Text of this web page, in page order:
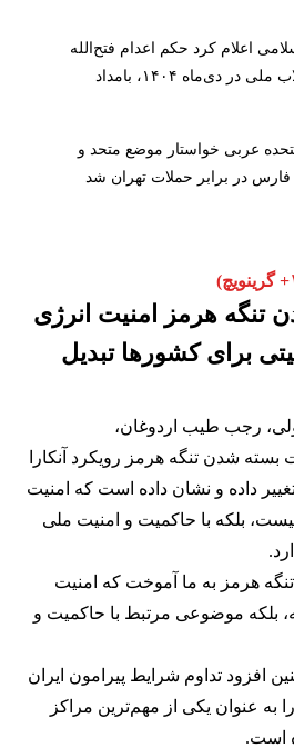
اعلام کرد حکم اعدام فتح‌الله
آوری، از معترضان انقلاب ملی در دی‌ماه ۱۴۰۴، بامداد
عربی خواستار موضع متحد و
در برابر حملات تهران شد
تنگه هرمز امنیت انرژی
برای کشورها تبدیل
رجب طیب اردوغان،
شدن تنگه هرمز رویکرد آنکارا
داده و نشان داده است که امنیت
بلکه با حاکمیت و امنیت ملی
هرمز به ما آموخت که امنیت
بلکه موضوعی مرتبط با حاکمیت و
افزود تداوم شرایط پیرامون ایران
به عنوان یکی از مهم‌ترین مراکز
است.